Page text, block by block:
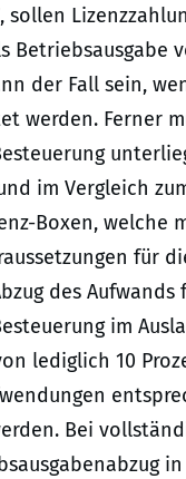
sollen
der Fall sein,
werden. Ferner
im Vergleich
Boxen, welche
für
des
im
lediglich 10
Bei